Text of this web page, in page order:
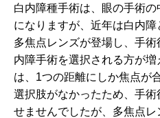
白内障種手術は、眼の手術
になりますが、近年は白内
多焦点レンズが登場し、手
内障手術を選択される方が
は、1つの距離にしか焦点が
選択肢がなかったため、手
せませんでしたが、多焦点